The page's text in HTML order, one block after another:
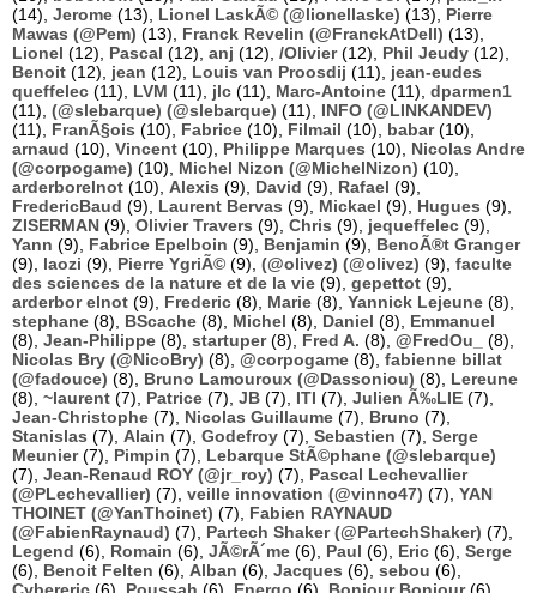
(14), Jerome (13), Lionel LaskÃ© (@lionellaske) (13), Pierre
Mawas (@Pem) (13), Franck Revelin (@FranckAtDell) (13),
Lionel (12), Pascal (12), anj (12), /Olivier(12), Phil Jeudy (12),
Benoit (12), jean (12), Louis van Proosdij (11), jean-eudes
queffelec (11), LVM (11), jlc (11), Marc-Antoine (11), dparmen1
(11), (@slebarque) (@slebarque) (11), INFO (@LINKANDEV)
(11), FranÃ§ois (10), Fabrice (10), Filmail (10), babar(10),
arnaud (10), Vincent (10), Philippe Marques (10), Nicolas Andre
(@corpogame) (10), Michel Nizon (@MichelNizon) (10),
arderborelnot (10), Alexis (9), David (9), Rafael (9),
FredericBaud (9), Laurent Bervas (9), Mickael (9), Hugues (9),
ZISERMAN (9), Olivier Travers (9), Chris (9), jequeffelec (9),
Yann (9), Fabrice Epelboin (9), Benjamin (9), BenoÃ®t Granger
(9), laozi (9), Pierre YgriÃ© (9), (@olivez) (@olivez) (9), faculte
des sciences de la nature et de la vie (9), gepettot (9),
arderbor elnot (9), Frederic (8), Marie (8), Yannick Lejeune (8),
stephane (8), BScache (8), Michel (8), Daniel (8), Emmanuel
(8), Jean-Philippe (8), startuper(8), Fred A. (8), @FredOu_
(8),
Nicolas Bry (@NicoBry) (8), @corpogame (8), fabienne billat
(@fadouce) (8), Bruno Lamouroux (@Dassoniou) (8), Lereune
(8), ~laurent (7), Patrice (7), JB (7), ITI (7), Julien Ã‰LIE (7),
Jean-Christophe (7), Nicolas Guillaume (7), Bruno (7),
Stanislas (7), Alain (7), Godefroy (7), Sebastien (7), Serge
Meunier(7), Pimpin (7), Lebarque StÃ©phane (@slebarque)
(7), Jean-Renaud ROY (@jr_roy) (7), Pascal Lechevallier
(@PLechevallier) (7), veille innovation (@vinno47) (7), YAN
THOINET (@YanThoinet) (7), Fabien RAYNAUD
(@FabienRaynaud) (7), Partech Shaker (@PartechShaker) (7),
Legend (6), Romain (6), JÃ©rÃ´me (6), Paul (6), Eric (6), Serge
(6), Benoit Felten (6), Alban (6), Jacques (6), sebou (6),